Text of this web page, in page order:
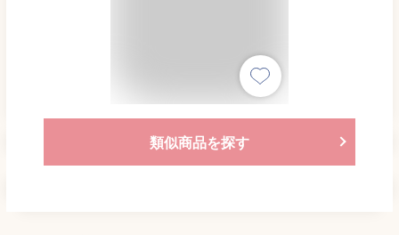
類似商品を探す